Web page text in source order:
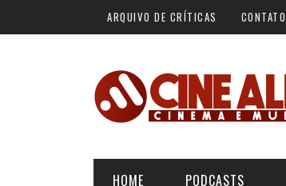
ARQUIVO DE CRÍTICAS CONTATO
HOME PODCASTS